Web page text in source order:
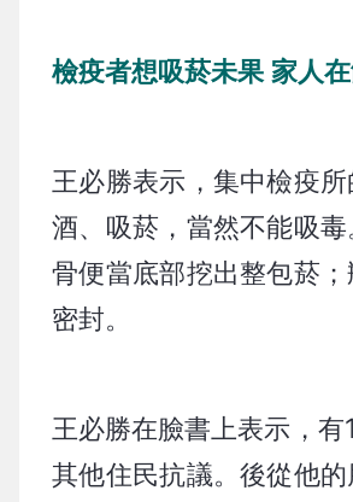
檢疫者想吸菸未果 家人
王必勝表示，集中檢疫
酒、吸菸，當然不能吸
骨便當底部挖出整包菸
密封。
王必勝在臉書上表示，
其他住民抗議。後從他